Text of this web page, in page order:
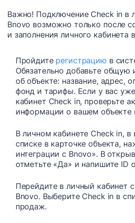
Важно! Подключение Check in в
Bnovo возможно только после
и заполнения личного кабинета
Пройдите регистрацию в
Обязательно добавьте
об объекте: название, адрес,
фонд и тарифы. Если у вас
кабинет Check in, проверьте
информации о вашем объекте
В личном кабинете Check in,
списке в карточке объекта,
интеграции с Bnovo». В
отметьте «Да» и напишите ID
Перейдите в личный кабинет
Bnovo. Выберите Check in в
продаж.